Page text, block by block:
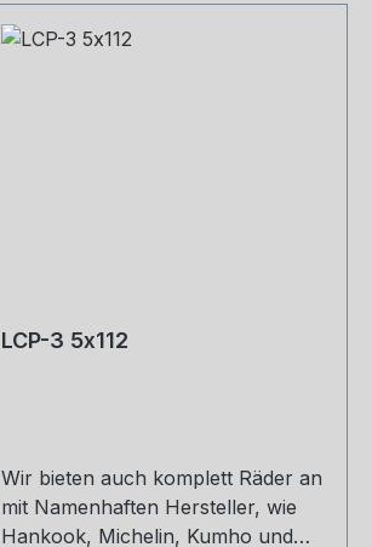
LCP-3 5x112
Wir bieten auch komplett Räder an
mit Namenhaften Hersteller, wie
Hankook, Michelin, Kumho und